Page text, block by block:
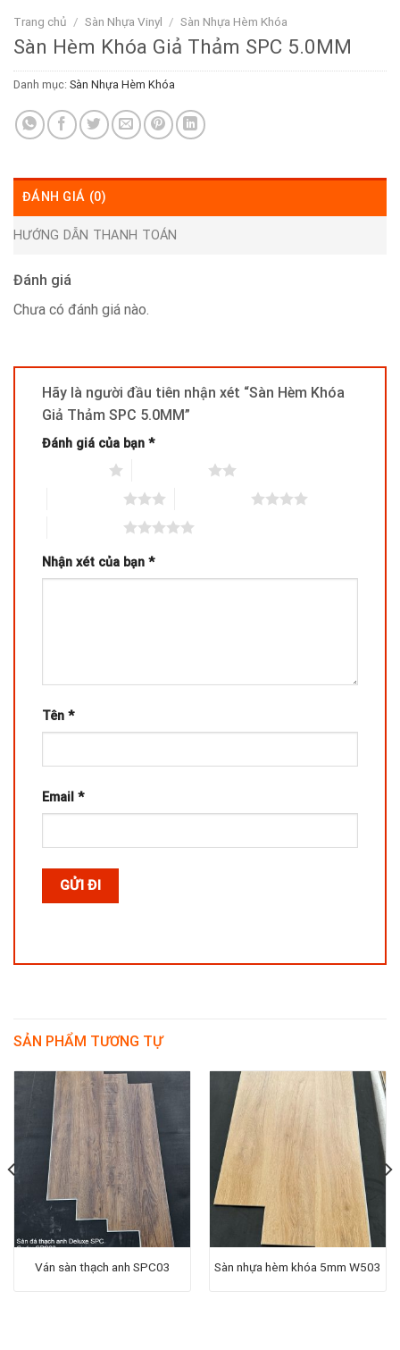
Trang chủ / Sàn Nhựa Vinyl / Sàn Nhựa Hèm Khóa
Sàn Hèm Khóa Giả Thảm SPC 5.0MM
Danh mục: Sàn Nhựa Hèm Khóa
ĐÁNH GIÁ (0)
HƯỚNG DẪN THANH TOÁN
Đánh giá
Chưa có đánh giá nào.
Hãy là người đầu tiên nhận xét “Sàn Hèm Khóa
Giả Thảm SPC 5.0MM”
Đánh giá của bạn *
Nhận xét của bạn *
Tên *
Email *
SẢN PHẨM TƯƠNG TỰ
Ván sàn thạch anh SPC03 Sàn nhựa hèm khóa 5mm W503